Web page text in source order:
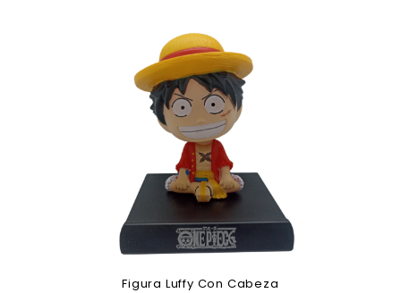
Figura Luffy Con Cabeza